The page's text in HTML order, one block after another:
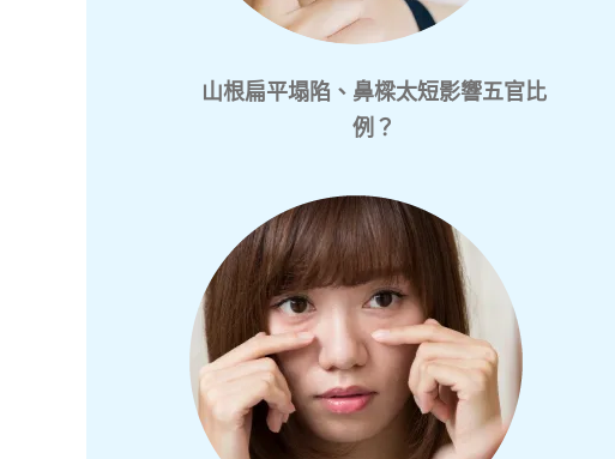
山根扁平塌陷、鼻樑太短影響五官比
例？